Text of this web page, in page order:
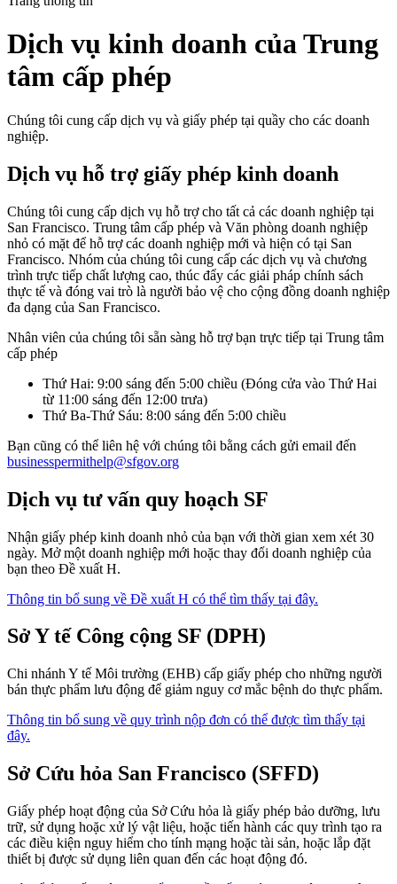
Dịch vụ kinh doanh của Trung
tâm cấp phép
Chúng tôi cung cấp dịch vụ và giấy phép tại quầy cho các doanh
nghiệp.
Dịch vụ hỗ trợ giấy phép kinh doanh
Chúng tôi cung cấp dịch vụ hỗ trợ cho tất cả các doanh nghiệp tại
San Francisco. Trung tâm cấp phép và Văn phòng doanh nghiệp
nhỏ có mặt để hỗ trợ các doanh nghiệp mới và hiện có tại San
Francisco. Nhóm của chúng tôi cung cấp các dịch vụ và chương
trình trực tiếp chất lượng cao, thúc đẩy các giải pháp chính sách
thực tế và đóng vai trò là người bảo vệ cho cộng đồng doanh nghiệp
đa dạng của San Francisco.
Nhân viên của chúng tôi sẵn sàng hỗ trợ bạn trực tiếp tại Trung tâm
cấp phép
Thứ Hai: 9:00 sáng đến 5:00 chiều (Đóng cửa vào Thứ Hai
từ 11:00 sáng đến 12:00 trưa)
Thứ Ba-Thứ Sáu: 8:00 sáng đến 5:00 chiều
Bạn cũng có thể liên hệ với chúng tôi bằng cách gửi email đến
businesspermithelp@sfgov.org
Dịch vụ tư vấn quy hoạch SF
Nhận giấy phép kinh doanh nhỏ của bạn với thời gian xem xét 30
ngày. Mở một doanh nghiệp mới hoặc thay đổi doanh nghiệp của
bạn theo Đề xuất H.
Thông tin bổ sung về Đề xuất H có thể tìm thấy tại đây.
Sở Y tế Công cộng SF (DPH)
Chi nhánh Y tế Môi trường (EHB) cấp giấy phép cho những người
bán thực phẩm lưu động để giảm nguy cơ mắc bệnh do thực phẩm.
Thông tin bổ sung về quy trình nộp đơn có thể được tìm thấy tại
đây.
Sở Cứu hỏa San Francisco (SFFD)
Giấy phép hoạt động của Sở Cứu hỏa là giấy phép bảo dưỡng, lưu
trữ, sử dụng hoặc xử lý vật liệu, hoặc tiến hành các quy trình tạo ra
các điều kiện nguy hiểm cho tính mạng hoặc tài sản, hoặc lắp đặt
thiết bị được sử dụng liên quan đến các hoạt động đó.